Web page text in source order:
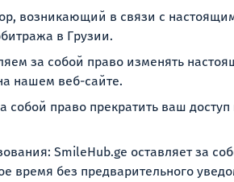
возникающий в связи с
в Грузии.
за собой право изменять
нашем веб-сайте.
право прекратить ваш
SmileHub.ge оставляет за
время без предварительного